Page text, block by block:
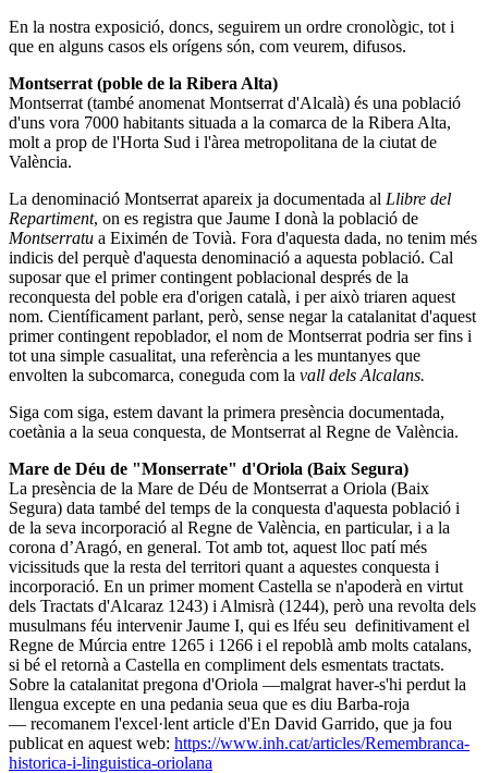
En la nostra exposició, doncs, seguirem un ordre cronològic, tot i
que en alguns casos els orígens són, com veurem, difusos.
Montserrat (poble de la Ribera Alta)
Montserrat (també anomenat Montserrat d'Alcalà) és una població
d'uns vora 7000 habitants situada a la comarca de la Ribera Alta,
molt a prop de l'Horta Sud i l'àrea metropolitana de la ciutat de
València.
La denominació Montserrat apareix ja documentada al Llibre del
Repartiment, on es registra que Jaume I donà la població de
Montserratu a Eiximén de Tovià. Fora d'aquesta dada, no tenim més
indicis del perquè d'aquesta denominació a aquesta població. Cal
suposar que el primer contingent poblacional després de la
reconquesta del poble era d'origen català, i per això triaren aquest
nom. Científicament parlant, però, sense negar la catalanitat d'aquest
primer contingent repoblador, el nom de Montserrat podria ser fins i
tot una simple casualitat, una referència a les muntanyes que
envolten la subcomarca, coneguda com la vall dels Alcalans.
Siga com siga, estem davant la primera presència documentada,
coetània a la seua conquesta, de Montserrat al Regne de València.
Mare de Déu de "Monserrate" d'Oriola (Baix Segura)
La presència de la Mare de Déu de Montserrat a Oriola (Baix
Segura) data també del temps de la conquesta d'aquesta població i
de la seva incorporació al Regne de València, en particular, i a la
corona d’Aragó, en general. Tot amb tot, aquest lloc patí més
vicissituds que la resta del territori quant a aquestes conquesta i
incorporació. En un primer moment Castella se n'apoderà en virtut
dels Tractats d'Alcaraz 1243) i Almisrà (1244), però una revolta dels
musulmans féu intervenir Jaume I, qui es lféu seu definitivament el
Regne de Múrcia entre 1265 i 1266 i el repoblà amb molts catalans,
si bé el retornà a Castella en compliment dels esmentats tractats.
Sobre la catalanitat pregona d'Oriola —malgrat haver-s'hi perdut la
llengua excepte en una pedania seua que es diu Barba-roja
— recomanem l'excel·lent article d'En David Garrido, que ja fou
publicat en aquest web: https://www.inh.cat/articles/Remembranca-
historica-i-linguistica-oriolana